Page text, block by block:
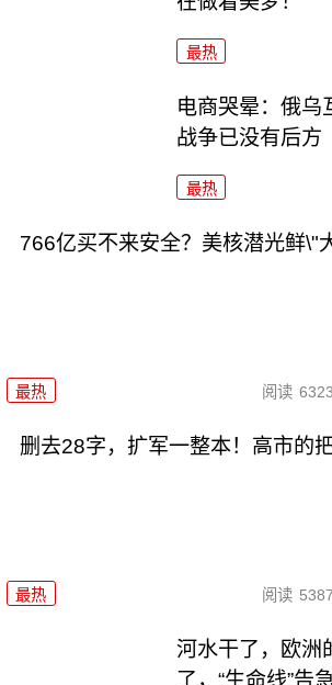
最热
电商哭晕：俄乌
战争已没有后方
最热
766亿买不来安全？美核潜光鲜\"
最热 阅读 6323
删去28字，扩军一整本！高市的
最热 阅读 5387
河水干了，欧洲
了，“生命线”告